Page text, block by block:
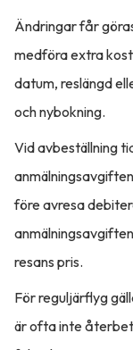
Ändringar får
medföra extra
datum, reslängd
och nybokning.
Vid avbeställning
före avresa
resans pris.
För reguljärflyg
är ofta inte